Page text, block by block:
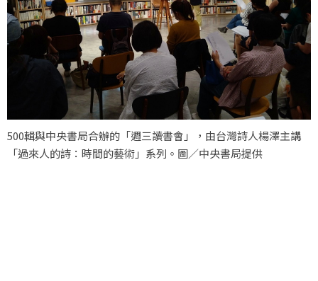
500輯與中央書局合辦的「週三讀書會」，由台灣詩人楊澤主講
「過來人的詩：時間的藝術」系列。圖／中央書局提供